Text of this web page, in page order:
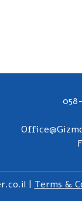
| Terms &